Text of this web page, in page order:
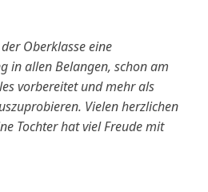
Oberklasse eine
in allen Belangen, schon am
vorbereitet und mehr als
Vielen herzlichen
Tochter hat viel Freude mit